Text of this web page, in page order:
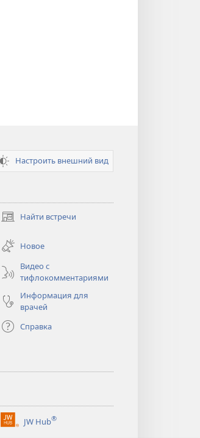
Настроить внешний вид
Найти встречи
(открывается
новомНовое
Видео с
тифлокомментариями
Информация для
врачей
Справка
JW Hub®
(открывается